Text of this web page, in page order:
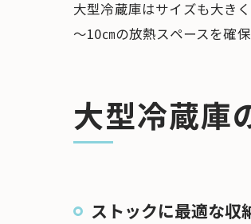
大型冷蔵庫はサイズも大き
～10㎝の放熱スペースを確
大型冷蔵庫
ストックに最適な収